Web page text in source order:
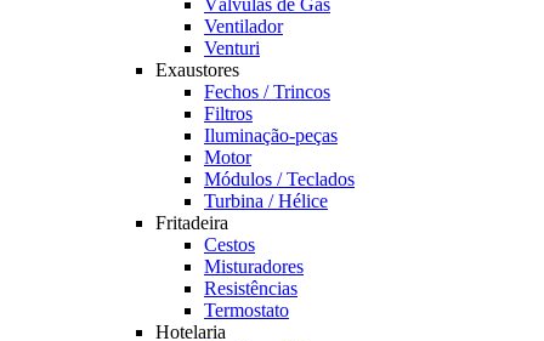
Válvulas de Gás
Ventilador
Venturi
Exaustores
Fechos / Trincos
Filtros
Iluminação-peças
Motor
Módulos / Teclados
Turbina / Hélice
Fritadeira
Cestos
Misturadores
Resistências
Termostato
Hotelaria